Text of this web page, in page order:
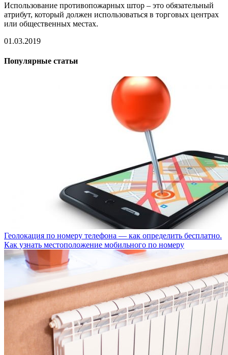
Использование противопожарных штор – это обязательный
атрибут, который должен использоваться в торговых центрах
или общественных местах.
01.03.2019
Популярные статьи
Геолокация по номеру телефона — как определить бесплатно.
Как узнать местоположение мобильного по номеру